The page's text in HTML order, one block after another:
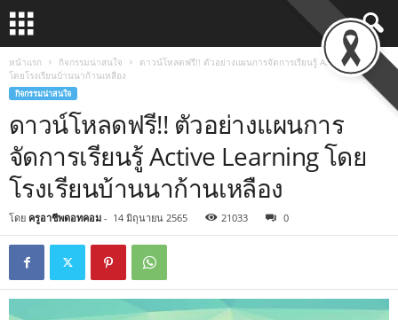
หน้าแรก กิจกรรมน่าสนใจ
ดาวน์โหลดฟรี!! ตัวอย่างแผนการจัดการเรียนรู้ Active Learning
โดยโรงเรียนบ้านนาก้านเหลือง
กิจกรรมน่าสนใจ
ดาวน์โหลดฟรี!! ตัวอย่างแผนการ
จัดการเรียนรู้ Active Learning โดย
โรงเรียนบ้านนาก้านเหลือง
โดย ครูอาชีพดอทคอม - 14 มิถุนายน 2565 21033 0